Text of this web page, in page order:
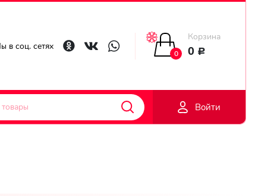
Доставка
в соц. сетях
0
Корзина
0 Р
Войти